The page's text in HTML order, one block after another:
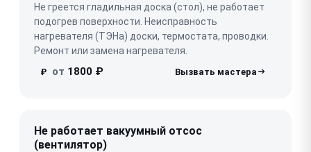
Не греется гладильная доска (стол), не работает
подогрев поверхности. Неисправность
нагревателя (ТЭНа) доски, термостата, проводки.
Ремонт или замена нагревателя.
₽ от 1800 ₽
Не работает вакуумный отсос
(вентилятор)